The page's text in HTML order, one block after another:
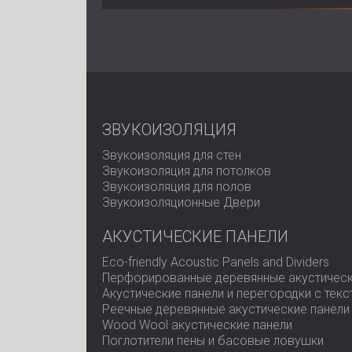
ЗВУКОИЗОЛЯЦИЯ
Звукоизоляция для стен
Звукоизоляция для потолков
Звукоизоляция для полов
Звукоизоляционные Двери
АКУСТИЧЕСКИЕ ПАНЕЛИ
Eco-friendly Acoustic Panels and Dividers
Перфорированные деревянные
Акустические панели и перегородки с
Реечные деревянные акустические панели
Wood Wool акустические панели
Поглотители пены и басовые ловушки